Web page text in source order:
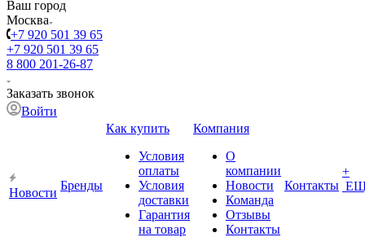
Ваш город
Москва
+7 920 501 39 65
+7 920 501 39 65
8 800 201-26-87
Заказать звонок
Войти
Новости
Бренды
Как купить
Условия
оплаты
Условия
доставки
Гарантия
на товар
Компания
О
компании
Новости
Команда
Отзывы
Контакты
Контакты
+